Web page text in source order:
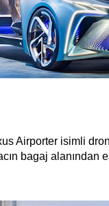
Airporter isimli
bagaj alanından